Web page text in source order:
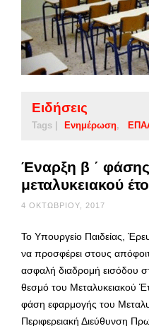
Ειδήσεις
Tags | Ενημέρωση
Έναρξη β ΄
μεταλυκειακού
4 ΟΚΤΩΒΡΊΟΥ, 2017
Το Υπουργείο Παιδείας,
να προσφέρει στους
ασφαλή διαδρομή εισόδου
θεσμό του Μεταλυκειακού
φάση εφαρμογής του
Περιφερειακή Διεύθυνση